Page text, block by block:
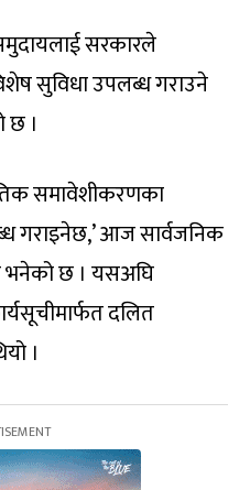
सरकारले
सुविधा उपलब्ध गराउने
छ ।
समावेशीकरणका
गराइनेछ,’ आज सार्वजनिक
भनेको छ । यसअघि
दलित
।